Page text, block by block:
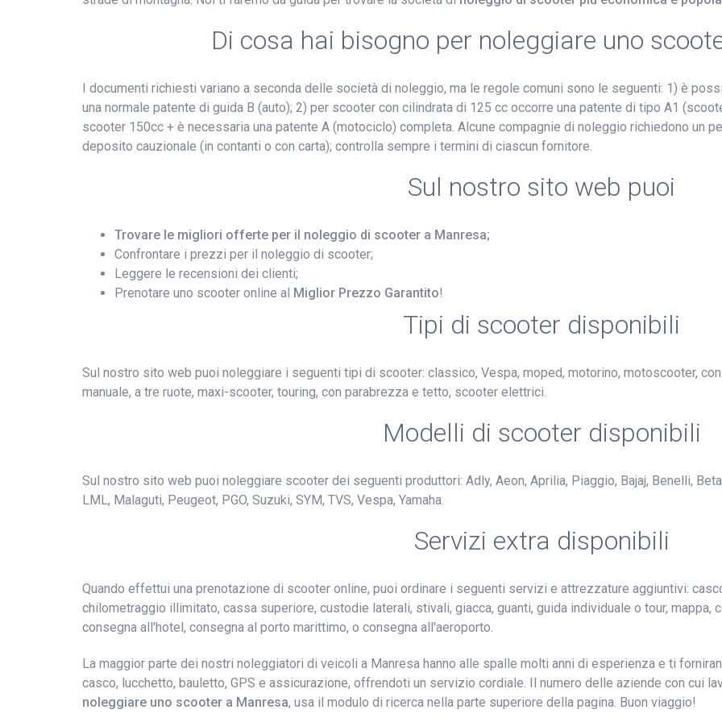
Di cosa hai bisogno per noleggiare uno
I documenti richiesti variano a seconda delle società di noleggio, ma le regole comuni sono le seguenti: 1) è
una normale patente di guida B (auto); 2) per scooter con cilindrata di 125 cc occorre una patente di tipo A1
scooter 150cc + è necessaria una patente A (motociclo) completa. Alcune compagnie di noleggio richiedono un
deposito cauzionale (in contanti o con carta); controlla sempre i termini di ciascun fornitore.
Sul nostro sito web puoi
Trovare le migliori offerte per il noleggio di scooter a Manresa;
Confrontare i prezzi per il noleggio di scooter;
Leggere le recensioni dei clienti;
Prenotare uno scooter online al Miglior Prezzo Garantito!
Tipi di scooter disponibili
Sul nostro sito web puoi noleggiare i seguenti tipi di scooter: classico, Vespa, moped, motorino, motoscooter,
manuale, a tre ruote, maxi-scooter, touring, con parabrezza e tetto, scooter elettrici.
Modelli di scooter disponibili
Sul nostro sito web puoi noleggiare scooter dei seguenti produttori: Adly, Aeon, Aprilia, Piaggio, Bajaj, Benelli,
LML, Malaguti, Peugeot, PGO, Suzuki, SYM, TVS, Vespa, Yamaha.
Servizi extra disponibili
Quando effettui una prenotazione di scooter online, puoi ordinare i seguenti servizi e attrezzature aggiuntivi:
chilometraggio illimitato, cassa superiore, custodie laterali, stivali, giacca, guanti, guida individuale o tour, mappa,
consegna all'hotel, consegna al porto marittimo, o consegna all'aeroporto.
La maggior parte dei nostri noleggiatori di veicoli a Manresa hanno alle spalle molti anni di esperienza e ti
casco, lucchetto, bauletto, GPS e assicurazione, offrendoti un servizio cordiale. Il numero delle aziende con cui
noleggiare uno scooter a Manresa, usa il modulo di ricerca nella parte superiore della pagina. Buon viaggio!